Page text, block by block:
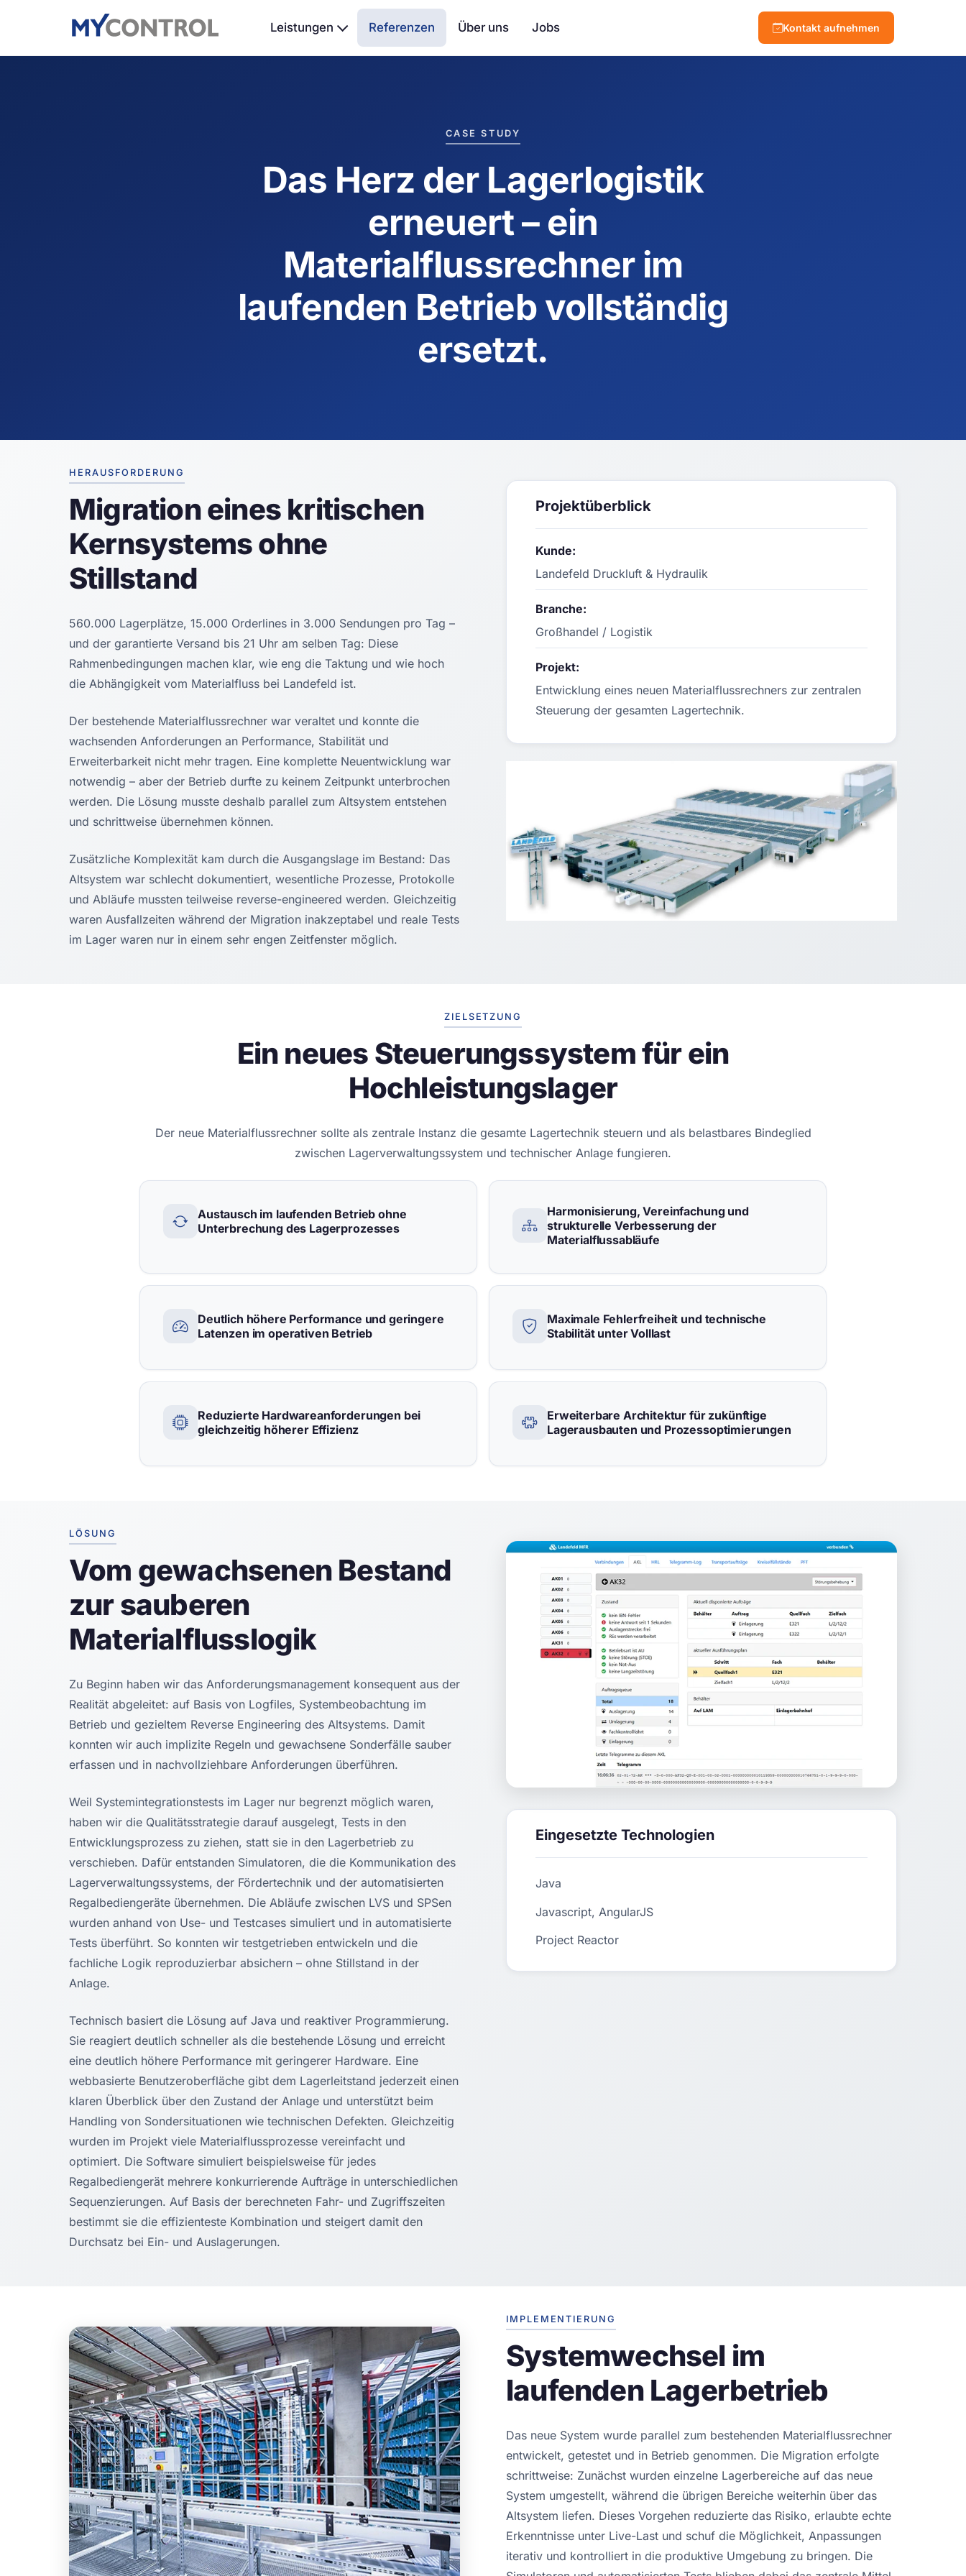
Leistungen Referenzen Über uns Jobs Kontakt aufnehmen
CASE STUDY
Das Herz der Lagerlogistik
erneuert – ein
Materialflussrechner im
laufenden Betrieb vollständig
ersetzt.
HERAUSFORDERUNG
Migration eines kritischen
Kernsystems ohne
Stillstand
560.000 Lagerplätze, 15.000 Orderlines in 3.000 Sendungen pro Tag –
und der garantierte Versand bis 21 Uhr am selben Tag: Diese
Rahmenbedingungen machen klar, wie eng die Taktung und wie hoch
die Abhängigkeit vom Materialfluss bei Landefeld ist.
Der bestehende Materialflussrechner war veraltet und konnte die
wachsenden Anforderungen an Performance, Stabilität und
Erweiterbarkeit nicht mehr tragen. Eine komplette Neuentwicklung war
notwendig – aber der Betrieb durfte zu keinem Zeitpunkt unterbrochen
werden. Die Lösung musste deshalb parallel zum Altsystem entstehen
und schrittweise übernehmen können.
Zusätzliche Komplexität kam durch die Ausgangslage im Bestand: Das
Altsystem war schlecht dokumentiert, wesentliche Prozesse, Protokolle
und Abläufe mussten teilweise reverse-engineered werden. Gleichzeitig
waren Ausfallzeiten während der Migration inakzeptabel und reale Tests
im Lager waren nur in einem sehr engen Zeitfenster möglich.
Projektüberblick
Kunde:
Landefeld Druckluft & Hydraulik
Branche:
Großhandel / Logistik
Projekt:
Entwicklung eines neuen Materialflussrechners zur zentralen
Steuerung der gesamten Lagertechnik.
ZIELSETZUNG
Ein neues Steuerungssystem für ein
Hochleistungslager
Der neue Materialflussrechner sollte als zentrale Instanz die gesamte Lagertechnik steuern und als belastbares Bindeglied
zwischen Lagerverwaltungssystem und technischer Anlage fungieren.
Austausch im laufenden Betrieb ohne
Unterbrechung des Lagerprozesses
Harmonisierung, Vereinfachung und
strukturelle Verbesserung der
Materialflussabläufe
Deutlich höhere Performance und geringere
Latenzen im operativen Betrieb
Maximale Fehlerfreiheit und technische
Stabilität unter Volllast
Reduzierte Hardwareanforderungen bei
gleichzeitig höherer Effizienz
Erweiterbare Architektur für zukünftige
Lagerausbauten und Prozessoptimierungen
LÖSUNG
Vom gewachsenen Bestand
zur sauberen
Materialflusslogik
Zu Beginn haben wir das Anforderungsmanagement konsequent aus der
Realität abgeleitet: auf Basis von Logfiles, Systembeobachtung im
Betrieb und gezieltem Reverse Engineering des Altsystems. Damit
konnten wir auch implizite Regeln und gewachsene Sonderfälle sauber
erfassen und in nachvollziehbare Anforderungen überführen.
Weil Systemintegrationstests im Lager nur begrenzt möglich waren,
haben wir die Qualitätsstrategie darauf ausgelegt, Tests in den
Entwicklungsprozess zu ziehen, statt sie in den Lagerbetrieb zu
verschieben. Dafür entstanden Simulatoren, die die Kommunikation des
Lagerverwaltungssystems, der Fördertechnik und der automatisierten
Regalbediengeräte übernehmen. Die Abläufe zwischen LVS und SPSen
wurden anhand von Use- und Testcases simuliert und in automatisierte
Tests überführt. So konnten wir testgetrieben entwickeln und die
fachliche Logik reproduzierbar absichern – ohne Stillstand in der
Anlage.
Technisch basiert die Lösung auf Java und reaktiver Programmierung.
Sie reagiert deutlich schneller als die bestehende Lösung und erreicht
eine deutlich höhere Performance mit geringerer Hardware. Eine
webbasierte Benutzeroberfläche gibt dem Lagerleitstand jederzeit einen
klaren Überblick über den Zustand der Anlage und unterstützt beim
Handling von Sondersituationen wie technischen Defekten. Gleichzeitig
wurden im Projekt viele Materialflussprozesse vereinfacht und
optimiert. Die Software simuliert beispielsweise für jedes
Regalbediengerät mehrere konkurrierende Aufträge in unterschiedlichen
Sequenzierungen. Auf Basis der berechneten Fahr- und Zugriffszeiten
bestimmt sie die effizienteste Kombination und steigert damit den
Durchsatz bei Ein- und Auslagerungen.
Eingesetzte Technologien
Java
Javascript, AngularJS
Project Reactor
IMPLEMENTIERUNG
Systemwechsel im
laufenden Lagerbetrieb
Das neue System wurde parallel zum bestehenden Materialflussrechner
entwickelt, getestet und in Betrieb genommen. Die Migration erfolgte
schrittweise: Zunächst wurden einzelne Lagerbereiche auf das neue
System umgestellt, während die übrigen Bereiche weiterhin über das
Altsystem liefen. Dieses Vorgehen reduzierte das Risiko, erlaubte echte
Erkenntnisse unter Live-Last und schuf die Möglichkeit, Anpassungen
iterativ und kontrolliert in die produktive Umgebung zu bringen. Die